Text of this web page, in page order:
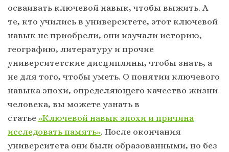
осваивать ключевой навык, чтобы выжить. А
те, кто учились в университете, этот ключевой
навык не приобрели, они изучали историю,
географию, литературу и прочие
университетские дисциплины, чтобы знать, а
не для того, чтобы уметь. О понятии ключевого
навыка эпохи, определяющего качество жизни
человека, вы можете узнать в
статье «Ключевой навык эпохи и причина
исследовать память». После окончания
университета они были образованными, но без